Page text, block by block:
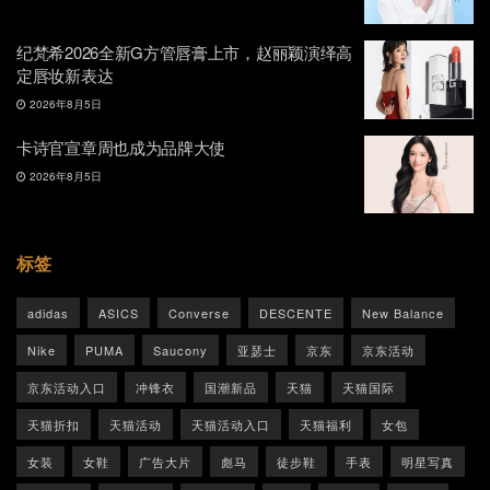
纪梵希2026全新G方管唇膏上市，赵丽颖演绎高
定唇妆新表达
2026年8月5日
卡诗官宣章周也成为品牌大使
2026年8月5日
标签
adidas ASICS Converse DESCENTE New Balance
Nike PUMA Saucony 亚瑟士 京东 京东活动
京东活动入口 冲锋衣 国潮新品 天猫 天猫国际
天猫折扣 天猫活动 天猫活动入口 天猫福利 女包
女装 女鞋 广告大片 彪马 徒步鞋 手表 明星写真